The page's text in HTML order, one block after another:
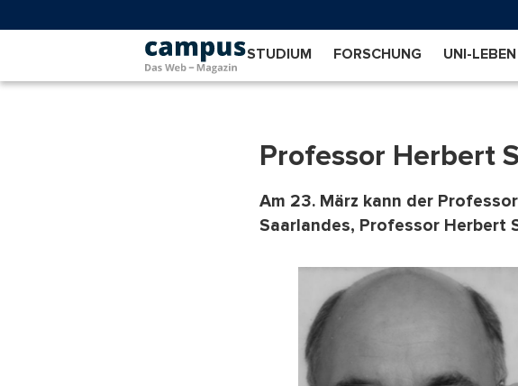
zum
STUDIUM FORSCHUNG UNI-LEBEN
Professor Herbert
Am 23. März kann der
Saarlandes, Professor Herbert